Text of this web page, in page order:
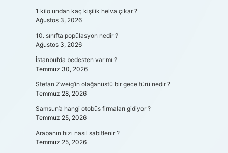
1 kilo undan kaç kişilik helva çıkar ?
Ağustos 3, 2026
10. sınıfta popülasyon nedir ?
Ağustos 3, 2026
İstanbul’da bedesten var mı ?
Temmuz 30, 2026
Stefan Zweig’in olağanüstü bir gece türü nedir ?
Temmuz 28, 2026
Samsun’a hangi otobüs firmaları gidiyor ?
Temmuz 25, 2026
Arabanın hızı nasıl sabitlenir ?
Temmuz 25, 2026